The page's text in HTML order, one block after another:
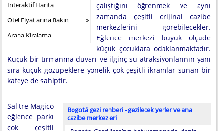
İnteraktif Harita
Otel Fiyatlarına Bakın
Araba Kiralama
çalıştığını öğrenmek ve aynı
zamanda çeşitli orijinal cazibe
merkezlerini görebilecekler.
Eğlence merkezi büyük ölçüde
küçük çocuklara odaklanmaktadır.
Küçük bir tırmanma duvarı ve ilginç su atraksiyonlarının yanı
sıra küçük gözüpeklere yönelik çok çeşitli ikramlar sunan bir
kafeye de sahiptir.
Bogotá gezi rehberi - gezilecek yerler ve ana
cazibe merkezleri
Salitre Magico
eğlence parkı
çok çeşitli